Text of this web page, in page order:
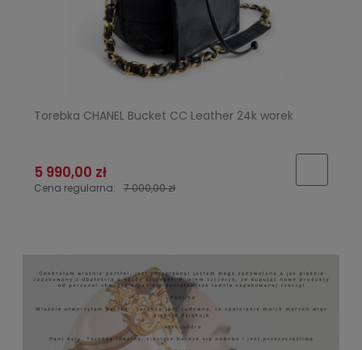
Torebka CHANEL Bucket CC Leather 24k worek
5 990,00 zł
Cena regularna: 7 000,00 zł